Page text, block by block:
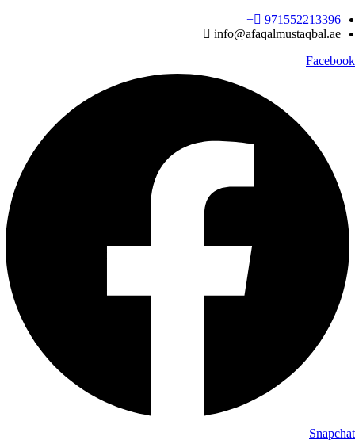
Skip
to
971552213396‬+
info@afaqalmustaqbal.ae
Facebook
Snapchat